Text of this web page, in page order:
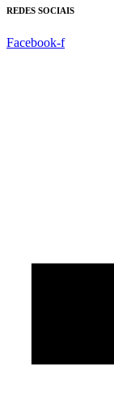
REDES SOCIAIS
Facebook-f